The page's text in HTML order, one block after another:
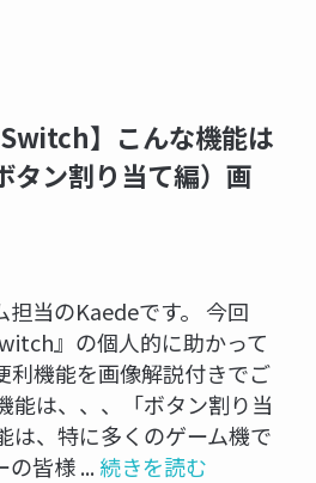
】こんな機能は
タン割り当て編）画
担当のKaedeです。 今回
』の個人的に助かって
利機能を画像解説付きでご
能は、、、「ボタン割り当
は、特に多くのゲーム機で
の皆様 ...続きを読む